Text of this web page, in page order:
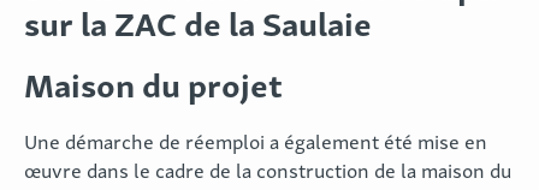
sur la ZAC de la Saulaie
Maison du projet
Une démarche de réemploi a également été mise en
œuvre dans le cadre de la construction de la maison du